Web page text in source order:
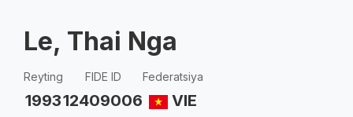
Le, Thai Nga
Reyting
1993
FIDE ID
12409006
Federatsiya
VIE